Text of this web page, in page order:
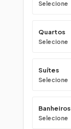
Selecione
Quartos
Selecione
Suítes
Selecione
Banheiros
Selecione